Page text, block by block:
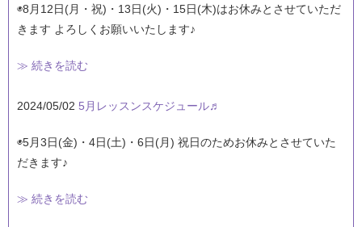
◉8月12日(月・祝)・13日(火)・15日(木)はお休みとさせていただ
きます よろしくお願いいたします♪
≫ 続きを読む
2024/05/02 5月レッスンスケジュール♬
◉5月3日(金)・4日(土)・6日(月) 祝日のためお休みとさせていた
だきます♪
≫ 続きを読む